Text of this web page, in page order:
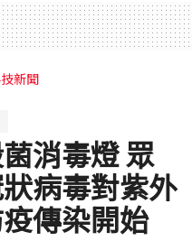
新聞
消毒燈 眾
病毒對紫外
傳染開始